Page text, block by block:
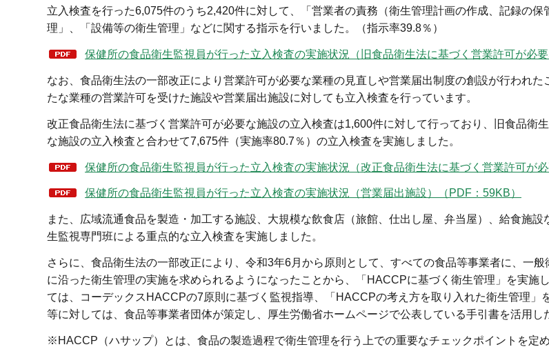
立入検査を行った6,075件のうち2,420件に対して、「営業者の責務（衛生管理計画の作成、記録の保
理」、「設備等の衛生管理」などに関する指示を行いました。（指示率39.8％）
保健所の食品衛生監視員が行った立入検査の実施状況（旧食品衛生法に基づく営業許可が必
なお、食品衛生法の一部改正により営業許可が必要な業種の見直しや営業届出制度の創設が行われ
たな業種の営業許可を受けた施設や営業届出施設に対しても立入検査を行っています。
改正食品衛生法に基づく営業許可が必要な施設の立入検査は1,600件に対して行っており、旧食品衛
な施設の立入検査と合わせて7,675件（実施率80.7％）の立入検査を実施しました。
保健所の食品衛生監視員が行った立入検査の実施状況（改正食品衛生法に基づく営業許可が
保健所の食品衛生監視員が行った立入検査の実施状況（営業届出施設）（PDF：59KB）
また、広域流通食品を製造・加工する施設、大規模な飲食店（旅館、仕出し屋、弁当屋）、給食施
生監視専門班による重点的な立入検査を実施しました。
さらに、食品衛生法の一部改正により、令和3年6月から原則として、すべての食品等事業者に、一
に沿った衛生管理の実施を求められるようになったことから、「HACCPに基づく衛生管理」を実施
ては、コーデックスHACCPの7原則に基づく監視指導、「HACCPの考え方を取り入れた衛生管理」
等に対しては、食品等事業者団体が策定し、厚生労働省ホームページで公表している手引書を活用し
※HACCP（ハサップ）とは、食品の製造過程で衛生管理を行う上での重要なチェックポイントを定